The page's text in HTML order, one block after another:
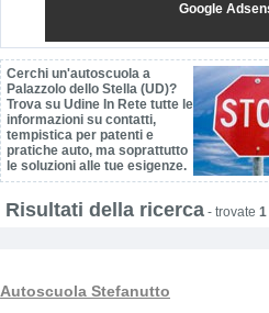
Google
Cerchi un'autoscuola a
Palazzolo dello Stella (UD)?
Trova su Udine In Rete tutte le
informazioni su contatti,
tempistica per patenti e
pratiche auto, ma soprattutto
le soluzioni alle tue esigenze.
Risultati della ricerca - trovate 1
Autoscuola Stefanutto